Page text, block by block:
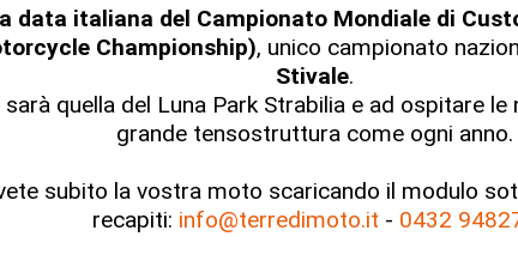
data italiana del Campionato Mondiale di
Championship), unico campionato
Stivale.
quella del Luna Park Strabilia e ad ospitare
grande tensostruttura come ogni anno.
subito la vostra moto scaricando il modulo
recapiti: info@terredimoto.it - 0432